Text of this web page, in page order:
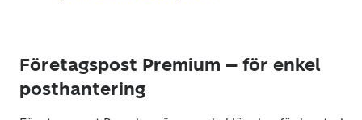
Företagspost Premium – för enkel
posthantering